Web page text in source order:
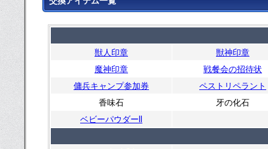
獣人印章
獣神印章
魔神印章
戦餐会の招待状
傭兵キャンプ参加券
ペストリペラント
香味石
牙の化石
ベビーパウダーII